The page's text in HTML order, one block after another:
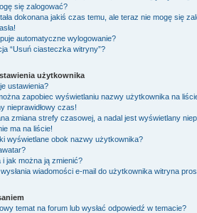
się zalogować?
dokonana jakiś czas temu, ale teraz nie mogę się
automatyczne wylogowanie?
“Usuń ciasteczka witryny”?
użytkownika
ustawienia?
zapobiec wyświetlaniu nazwy użytkownika na
nieprawidłowy czas!
zmiana strefy czasowej, a nadal jest wyświetlany
ma na liście!
wyświetlane obok nazwy użytkownika?
i jak można ją zmienić?
wiadomości e-mail do użytkownika witryna
temat na forum lub wysłać odpowiedź w temacie?